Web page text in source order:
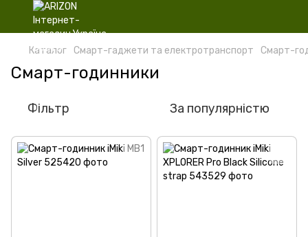
Каталог Смарт-гаджети та електротранспорт Смарт-
Смарт-годинники
Фільтр За популярністю